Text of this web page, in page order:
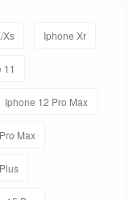
Xs Iphone Xr
11
Iphone 12 Pro Max
Max